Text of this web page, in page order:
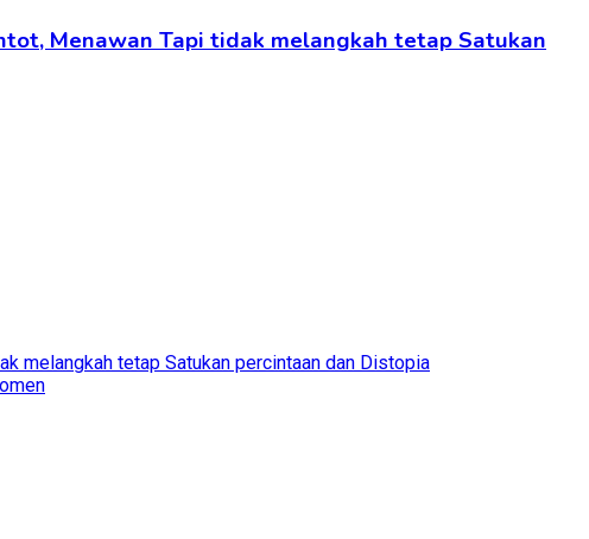
Menawan Tapi tidak melangkah tetap Satukan
melangkah tetap Satukan percintaan dan Distopia